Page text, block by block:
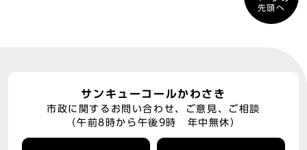
先頭へ
サンキューコールかわさき
市政に関するお問い合わせ、ご意見、ご相談
（午前8時から午後9時 年中無休）